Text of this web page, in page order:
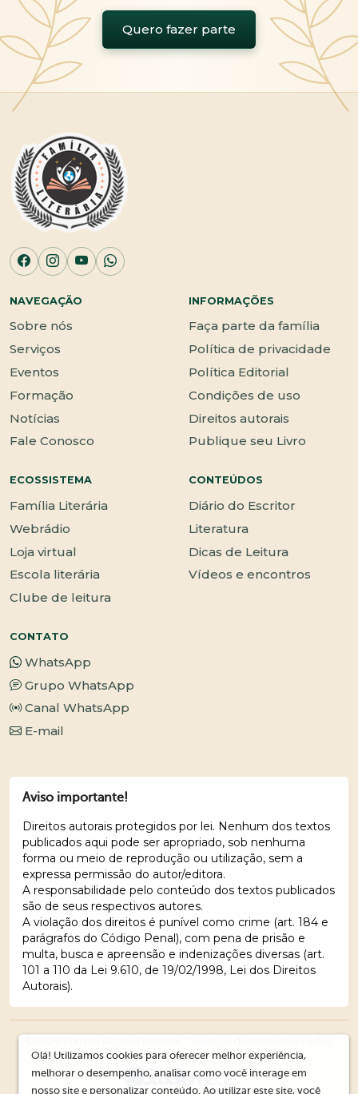
Quero fazer parte
NAVEGAÇÃO
Sobre nós
Serviços
Eventos
Formação
Notícias
Fale Conosco
INFORMAÇÕES
Faça parte da família
Política de privacidade
Política Editorial
Condições de uso
Direitos autorais
Publique seu Livro
ECOSSISTEMA
Família Literária
Webrádio
Loja virtual
Escola literária
Clube de leitura
CONTEÚDOS
Diário do Escritor
Literatura
Dicas de Leitura
Vídeos e encontros
CONTATO
WhatsApp
Grupo WhatsApp
Canal WhatsApp
E-mail
Aviso importante!
Direitos autorais protegidos por lei. Nenhum dos textos
publicados aqui pode ser apropriado, sob nenhuma
forma ou meio de reprodução ou utilização, sem a
expressa permissão do autor/editora.
A responsabilidade pelo conteúdo dos textos publicados
são de seus respectivos autores.
A violação dos direitos é punível como crime (art. 184 e
parágrafos do Código Penal), com pena de prisão e
multa, busca e apreensão e indenizações diversas (art.
101 a 110 da Lei 9.610, de 19/02/1998, Lei dos Direitos
Autorais).
Olá! Utilizamos cookies para oferecer melhor experiência,
melhorar o desempenho, analisar como você interage em
nosso site e personalizar conteúdo. Ao utilizar este site, você